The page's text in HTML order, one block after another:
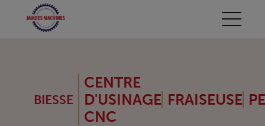
BIESSE
CENTRE
D'USINAGE
CNC
FRAISEUSE